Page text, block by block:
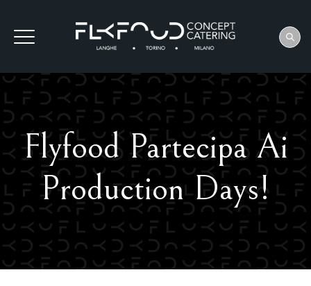
Flyfood Partecipa Ai
Production Days!